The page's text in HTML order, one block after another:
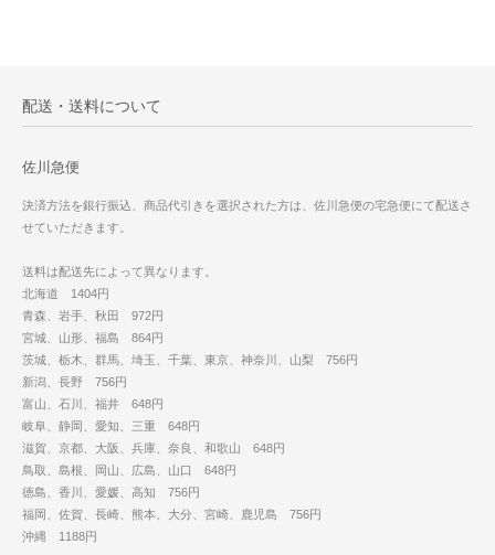
配送・送料について
佐川急便
決済方法を銀行振込、商品代引きを選択された方は、佐川急便の宅急便にて配送さ
せていただきます。
送料は配送先によって異なります。
北海道 1404円
青森、岩手、秋田 972円
宮城、山形、福島 864円
茨城、栃木、群馬、埼玉、千葉、東京、神奈川、山梨 756円
新潟、長野 756円
富山、石川、福井 648円
岐阜、静岡、愛知、三重 648円
滋賀、京都、大阪、兵庫、奈良、和歌山 648円
鳥取、島根、岡山、広島、山口 648円
徳島、香川、愛媛、高知 756円
福岡、佐賀、長崎、熊本、大分、宮崎、鹿児島 756円
沖縄 1188円